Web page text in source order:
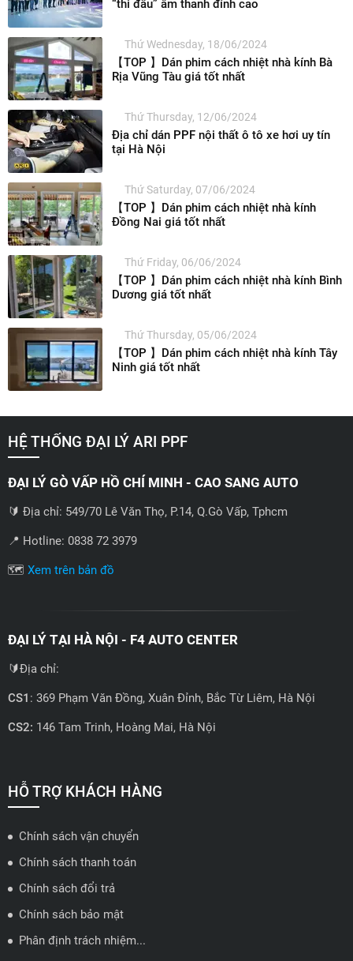
“thi đấu” âm thanh đỉnh cao
Thứ Wednesday, 18/06/2024
【TOP 】Dán phim cách nhiệt nhà kính Bà
Rịa Vũng Tàu giá tốt nhất
Thứ Thursday, 12/06/2024
Địa chỉ dán PPF nội thất ô tô xe hơi uy tín
tại Hà Nội
Thứ Saturday, 07/06/2024
【TOP 】Dán phim cách nhiệt nhà kính
Đồng Nai giá tốt nhất
Thứ Friday, 06/06/2024
【TOP 】Dán phim cách nhiệt nhà kính Bình
Dương giá tốt nhất
Thứ Thursday, 05/06/2024
【TOP 】Dán phim cách nhiệt nhà kính Tây
Ninh giá tốt nhất
HỆ THỐNG ĐẠI LÝ ARI PPF
ĐẠI LÝ GÒ VẤP HỒ CHÍ MINH - CAO SANG AUTO
🔰 Địa chỉ: 549/70 Lê Văn Thọ, P.14, Q.Gò Vấp, Tphcm
📍 Hotline: 0838 72 3979
🗺️ Xem trên bản đồ
ĐẠI LÝ TẠI HÀ NỘI - F4 AUTO CENTER
🔰Địa chỉ:
CS1 : 369 Phạm Văn Đồng, Xuân Đỉnh, Bắc Từ Liêm, Hà Nội
CS2: 146 Tam Trinh, Hoàng Mai, Hà Nội
🗺️Xem trên bản đồ
ĐẠI LÝ QUẬN 2 HCM - HẢI TRIỀU AUTO
🔰 Địa chỉ: 78-80 Vũ Tông Phan, P.An Phú, TP Thủ Đức, TP HCM
📍 Hotline: 0938584113
🗺️Xem trên bản đồ
HỖ TRỢ KHÁCH HÀNG
Chính sách vận chuyển
Chính sách thanh toán
Chính sách đổi trả
Chính sách bảo mật
Phân định trách nhiệm...